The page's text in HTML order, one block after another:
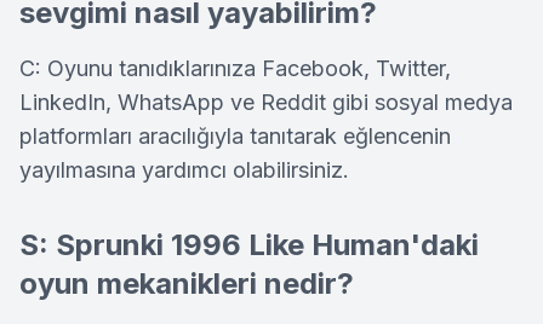
sevgimi nasıl yayabilirim?
C: Oyunu tanıdıklarınıza Facebook, Twitter,
LinkedIn, WhatsApp ve Reddit gibi sosyal medya
platformları aracılığıyla tanıtarak eğlencenin
yayılmasına yardımcı olabilirsiniz.
S: Sprunki 1996 Like Human'daki
oyun mekanikleri nedir?